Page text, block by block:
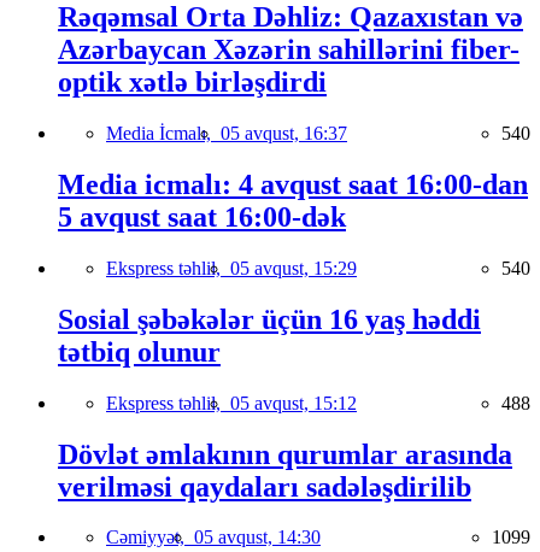
Rəqəmsal Orta Dəhliz: Qazaxıstan və
Azərbaycan Xəzərin sahillərini fiber-
optik xətlə birləşdirdi
Media İcmalı, 05 avqust, 16:37 540
Media icmalı: 4 avqust saat 16:00-dan
5 avqust saat 16:00-dək
Ekspress təhlil, 05 avqust, 15:29 540
Sosial şəbəkələr üçün 16 yaş həddi
tətbiq olunur
Ekspress təhlil, 05 avqust, 15:12 488
Dövlət əmlakının qurumlar arasında
verilməsi qaydaları sadələşdirilib
Cəmiyyət, 05 avqust, 14:30 1099